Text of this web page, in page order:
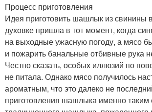
Процесс приготовления
Идея приготовить шашлык из свинины
духовке пришла в тот момент, когда
на выходные ужасную погоду, а мясо
и пожарить банальные отбивные рука
Честно сказать, особых иллюзий по
не питала. Однако мясо получилось
ароматным, что это далеко не
приготовления шашлыка именно таким